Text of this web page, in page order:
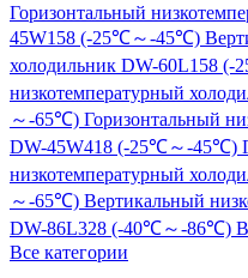
Горизонтальный
45W158 (-25℃～-45℃)
холодильник DW-60L158
низкотемпературный
～-65℃) Горизонтальный
DW-45W418 (-25℃～-45℃)
низкотемпературный
～-65℃) Вертикальный
DW-86L328 (-40℃～-86℃)
Все категории